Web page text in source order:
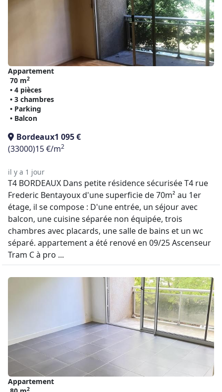
Appartement
70 m2
• 4 pièces
• 3 chambres
• Parking
• Balcon
Bordeaux1 095 €
(33000)15 €/m2
il y a 1 jour
T4 BORDEAUX Dans petite résidence sécurisée T4 rue
Frederic Bentayoux d'une superficie de 70m² au 1er
étage, il se compose : D'une entrée, un séjour avec
balcon, une cuisine séparée non équipée, trois
chambres avec placards, une salle de bains et un wc
séparé. appartement a été renové en 09/25 Ascenseur
Tram C à pro ...
Appartement
2